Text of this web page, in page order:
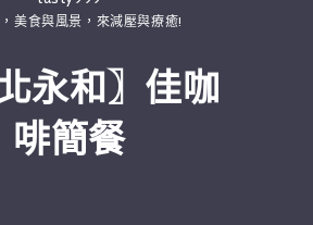
美食與風景，來減壓與療癒!
北永和〗佳咖
啡簡餐